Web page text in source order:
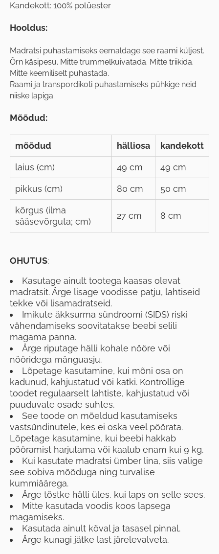
Kandekott: 100% polüester
Hooldus:
Madratsi puhastamiseks eemaldage see raami küljest.
Õrn käsipesu. Mitte trummelkuivatada. Mitte triikida.
Mitte keemiliselt puhastada.
Raami ja transpordikoti puhastamiseks pühkige neid
niiske lapiga.
Mõõdud:
mõõdud hälliosa kandekott
laius (cm) 49 cm 49 cm
pikkus (cm) 80 cm 50 cm
kõrgus (ilma
sääsevõrguta; cm)
27 cm 8 cm
OHUTUS:
Kasutage ainult tootega kaasas olevat
madratsit. Ärge lisage voodisse patju, lahtiseid
tekke või lisamadratseid.
Imikute äkksurma sündroomi (SIDS) riski
vähendamiseks soovitatakse beebi selili
magama panna.
Ärge riputage hälli kohale nööre või
nööridega mänguasju.
Lõpetage kasutamine, kui mõni osa on
kadunud, kahjustatud või katki. Kontrollige
toodet regulaarselt lahtiste, kahjustatud või
puuduvate osade suhtes.
See toode on mõeldud kasutamiseks
vastsündinutele, kes ei oska veel pöörata.
Lõpetage kasutamine, kui beebi hakkab
pööramist harjutama või kaalub enam kui 9 kg.
Kui kasutate madratsi ümber lina, siis valige
see sobiva mõõduga ning turvalise
kummiäärega.
Ärge tõstke hälli üles, kui laps on selle sees.
Mitte kasutada voodis koos lapsega
magamiseks.
Kasutada ainult kõval ja tasasel pinnal.
Ärge kunagi jätke last järelevalveta.